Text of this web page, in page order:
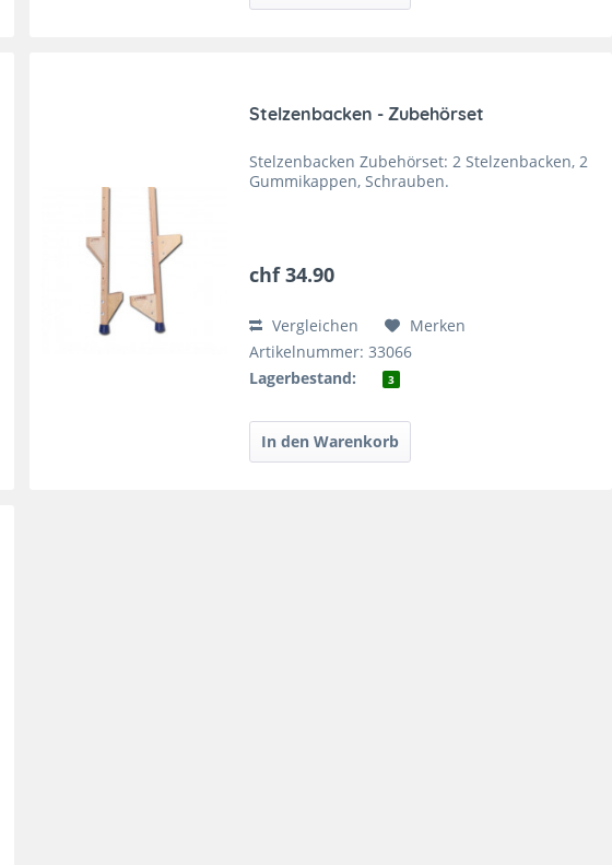
Stelzenbacken - Zubehörset
Stelzenbacken Zubehörset: 2 Stelzenbacken, 2
Gummikappen, Schrauben.
chf 34.90
Vergleichen
Merken
Artikelnummer: 33066
Lagerbestand:
3